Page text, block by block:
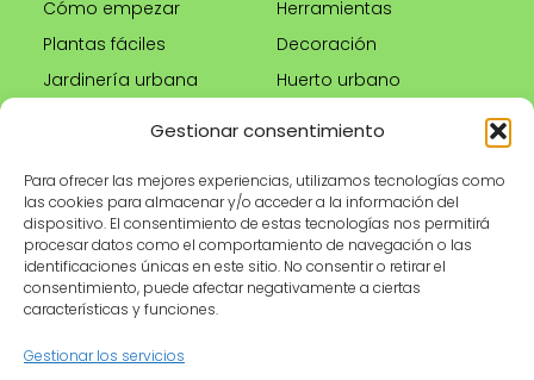
Gestionar consentimiento
Para ofrecer las mejores experiencias, utilizamos tecnologías como
las cookies para almacenar y/o acceder a la información del
dispositivo. El consentimiento de estas tecnologías nos permitirá
procesar datos como el comportamiento de navegación o las
identificaciones únicas en este sitio. No consentir o retirar el
consentimiento, puede afectar negativamente a ciertas
características y funciones.
Gestionar los servicios
Cómo empezar
Plantas fáciles
Jardinería urbana
Herramientas
Decoración
Huerto urbano
Tienda
Productos
recomendados
Herramientas de
Información legal
Aviso legal
Política de privacidad